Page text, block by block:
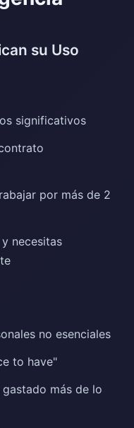
su Uso
significativos
por más de 2
necesitas
no esenciales
to have"
más de lo